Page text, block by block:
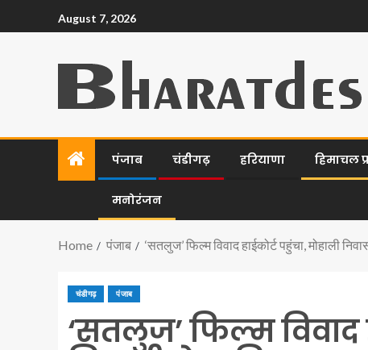
August 7, 2026
पंजाब चंडीगढ़ हरियाणा हिमाचल
मनोरंजन
Home पंजाब ‘सतलुज’ फिल्म विवाद हाईकोर्ट पहुंचा, मोहाली
चंडीगढ़ पंजाब
‘सतलुज’ फिल्म विवाद